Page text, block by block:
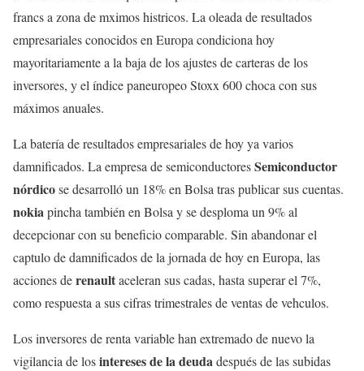
francs a zona de mximos histricos. La oleada de resultados
empresariales conocidos en Europa condiciona hoy
mayoritariamente a la baja de los ajustes de carteras de los
inversores, y el índice paneuropeo Stoxx 600 choca con sus
máximos anuales.
La batería de resultados empresariales de hoy ya varios
damnificados. La empresa de semiconductoresSemiconductor
nórdicose desarrolló un 18% en Bolsa tras publicar sus cuentas.
nokiapincha también en Bolsa y se desploma un 9% al
decepcionar con su beneficio comparable. Sin abandonar el
captulo de damnificados de la jornada de hoy en Europa, las
acciones derenaultaceleran sus cadas, hasta superar el 7%,
como respuesta a sus cifras trimestrales de ventas de vehculos.
Los inversores de renta variable han extremado de nuevo la
vigilancia de losintereses de la deudadespués de las subidas